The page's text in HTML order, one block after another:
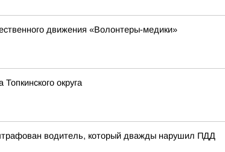
движения «Волонтеры-медики»
округа
водитель, который дважды нарушил ПДД